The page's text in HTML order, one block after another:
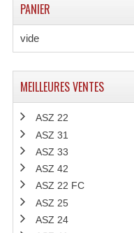
PANIER
vide
MEILLEURES VENTES
ASZ 22
ASZ 31
ASZ 33
ASZ 42
ASZ 22 FC
ASZ 25
ASZ 24